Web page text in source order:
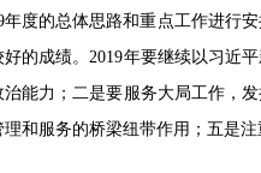
度的总体思路和重点工作进行
的成绩。2019年要继续以习近
能力；二是要服务大局工作，
和服务的桥梁纽带作用；五是